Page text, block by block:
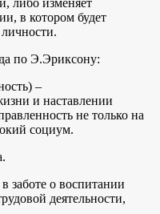
в котором будет
по Э.Эриксону:
–
и наставлении
не только на
социум.
заботе о воспитании
деятельности,